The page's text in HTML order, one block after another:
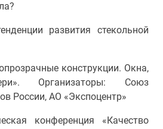
развития стекольной
конструкции. Окна,
Организаторы: Союз
России, АО «Экспоцентр»
конференция «Качество